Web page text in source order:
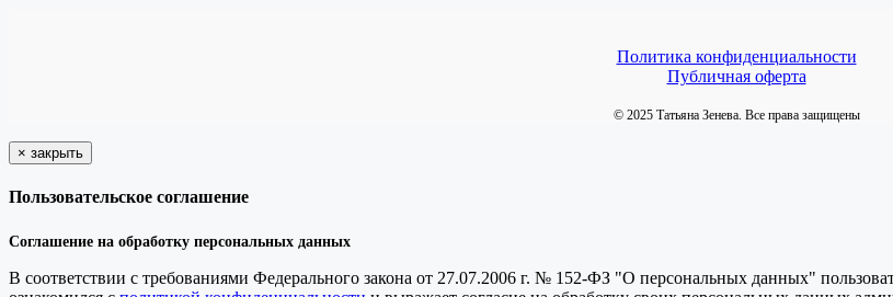
Политика конфиденциальности
Публичная оферта
© 2025 Татьяна Зенева. Все права защищены
× закрыть
Пользовательское соглашение
Соглашение на обработку персональных данных
В соответствии с требованиями Федерального закона от 27.07.2006 г. № 152-ФЗ "О персональных данных"